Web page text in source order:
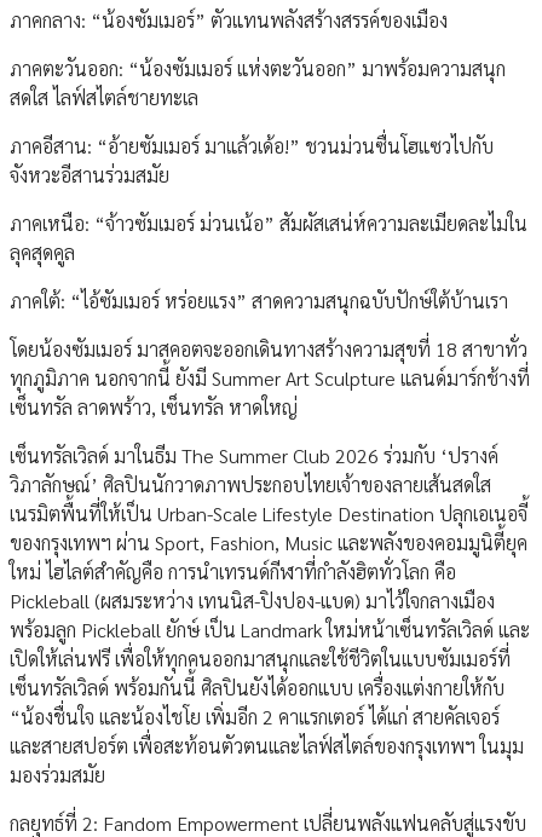
ภาคกลาง: “น้องซัมเมอร์” ตัวแทนพลังสร้างสรรค์ของเมือง
ภาคตะวันออก: “น้องซัมเมอร์ แห่งตะวันออก” มาพร้อมความสนุก
สดใส ไลฟ์สไตล์ชายทะเล
ภาคอีสาน: “อ้ายซัมเมอร์ มาแล้วเด้อ!” ชวนม่วนซื่นโฮแซวไปกับ
จังหวะอีสานร่วมสมัย
ภาคเหนือ: “จ้าวซัมเมอร์ ม่วนเน้อ” สัมผัสเสน่ห์ความละเมียดละไมใน
ลุคสุดคูล
ภาคใต้: “ไอ้ซัมเมอร์ หร่อยแรง” สาดความสนุกฉบับปักษ์ใต้บ้านเรา
โดยน้องซัมเมอร์ มาสคอตจะออกเดินทางสร้างความสุขที่ 18 สาขาทั่ว
ทุกภูมิภาค นอกจากนี้ ยังมี Summer Art Sculpture แลนด์มาร์กช้างที่
เซ็นทรัล ลาดพร้าว, เซ็นทรัล หาดใหญ่
เซ็นทรัลเวิลด์ มาในธีม The Summer Club 2026 ร่วมกับ ‘ปรางค์
วิภาลักษณ์’ ศิลปินนักวาดภาพประกอบไทยเจ้าของลายเส้นสดใส
เนรมิตพื้นที่ให้เป็น Urban-Scale Lifestyle Destination ปลุกเอเนอจี้
ของกรุงเทพฯ ผ่าน Sport, Fashion, Music และพลังของคอมมูนิตี้ยุค
ใหม่ ไฮไลต์สำคัญคือ การนำเทรนด์กีฬาที่กำลังฮิตทั่วโลก คือ
Pickleball (ผสมระหว่าง เทนนิส-ปิงปอง-แบด) มาไว้ใจกลางเมือง
พร้อมลูก Pickleball ยักษ์ เป็น Landmark ใหม่หน้าเซ็นทรัลเวิลด์ และ
เปิดให้เล่นฟรี เพื่อให้ทุกคนออกมาสนุกและใช้ชีวิตในแบบซัมเมอร์ที่
เซ็นทรัลเวิลด์ พร้อมกันนี้ ศิลปินยังได้ออกแบบ เครื่องแต่งกายให้กับ
“น้องชื่นใจ และน้องไชโย เพิ่มอีก 2 คาแรกเตอร์ ได้แก่ สายคัลเจอร์
และสายสปอร์ต เพื่อสะท้อนตัวตนและไลฟ์สไตล์ของกรุงเทพฯ ในมุม
มองร่วมสมัย
กลยุทธ์ที่ 2: Fandom Empowerment เปลี่ยนพลังแฟนคลับสู่แรงขับ